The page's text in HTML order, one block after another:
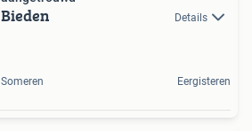
Bieden Details
Someren Eergisteren